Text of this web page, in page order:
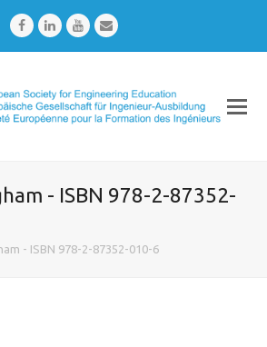
FacebookLinkedInYoutubeEmail
- ISBN 978-2-87352-
- ISBN 978-2-87352-010-6